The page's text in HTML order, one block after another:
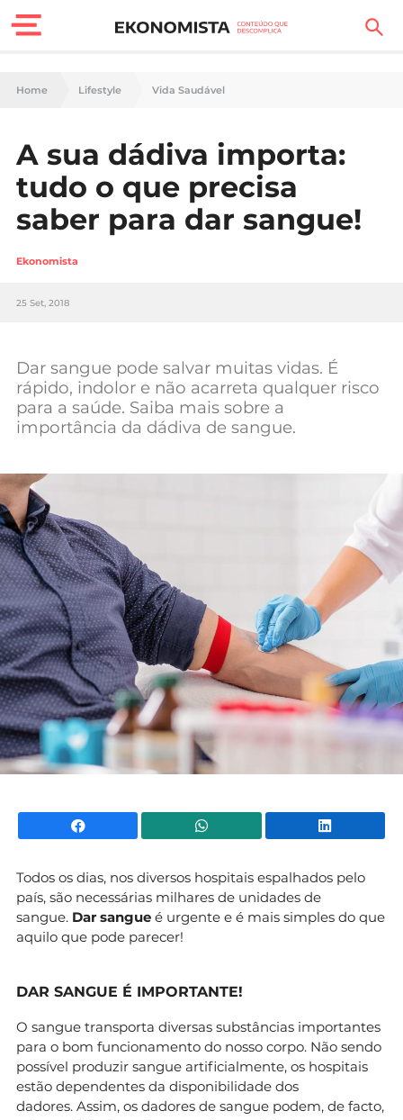
Finanças Pessoais
Carreira
Casa
Lifestyle
Sociedade
Negócios
Mundial 2026
Home Lifestyle Vida Saudável
A sua dádiva importa:
tudo o que precisa
saber para dar sangue!
Ekonomista
25 Set, 2018
Dar sangue pode salvar muitas vidas. É
rápido, indolor e não acarreta qualquer risco
para a saúde. Saiba mais sobre a
importância da dádiva de sangue.
Facebook WhatsApp
Todos os dias, nos diversos hospitais espalhados pelo
país, são necessárias milhares de unidades de
sangue. Dar sangue é urgente e é mais simples do que
aquilo que pode parecer!
DAR SANGUE É IMPORTANTE!
O sangue transporta diversas substâncias importantes
para o bom funcionamento do nosso corpo. Não sendo
possível produzir sangue artificialmente, os hospitais
estão dependentes da disponibilidade dos
dadores. Assim, os dadores de sangue podem, de facto,